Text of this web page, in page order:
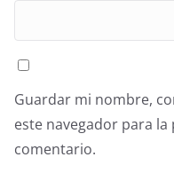
Guardar mi nombre,
este navegador para
comentario.